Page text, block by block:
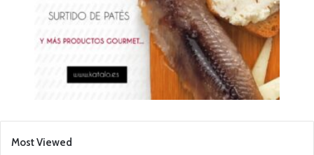
Most Viewed